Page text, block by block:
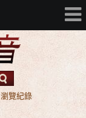
瀏覽紀錄
/ DTS:X 雙規機